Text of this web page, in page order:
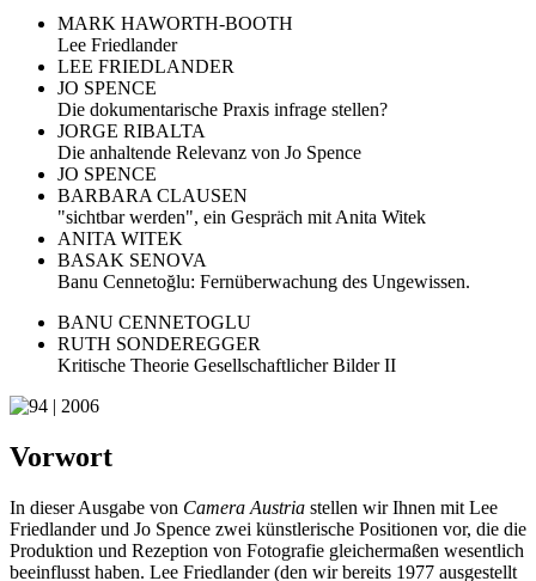
MARK HAWORTH-BOOTH
Lee Friedlander
LEE FRIEDLANDER
JO SPENCE
Die dokumentarische Praxis infrage stellen?
JORGE RIBALTA
Die anhaltende Relevanz von Jo Spence
JO SPENCE
BARBARA CLAUSEN
"sichtbar werden", ein Gespräch mit Anita Witek
ANITA WITEK
BASAK SENOVA
Banu Cennetoğlu: Fernüberwachung des Ungewissen.
BANU CENNETOGLU
RUTH SONDEREGGER
Kritische Theorie Gesellschaftlicher Bilder II
Vorwort
In dieser Ausgabe von Camera Austria stellen wir Ihnen mit Lee
Friedlander und Jo Spence zwei künstlerische Positionen vor, die die
Produktion und Rezeption von Fotografie gleichermaßen wesentlich
beeinflusst haben. Lee Friedlander (den wir bereits 1977 ausgestellt